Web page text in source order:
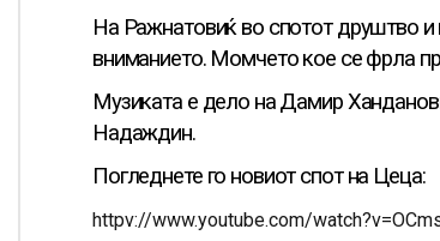
На Ражнатовиќ во спотот друштво и
вниманието. Момчето кое се фрла
Музиката е дело на Дамир
Надаждин.
Погледнете го новиот спот на Цеца:
httpv://www.youtube.com/